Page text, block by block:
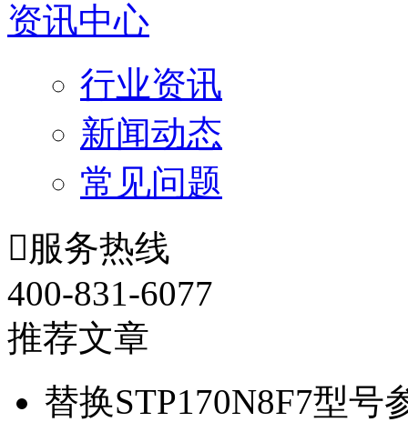
资讯中心
行业资讯
新闻动态
常见问题
服务热线
400-831-6077
推荐文章
替换STP170N8F7型